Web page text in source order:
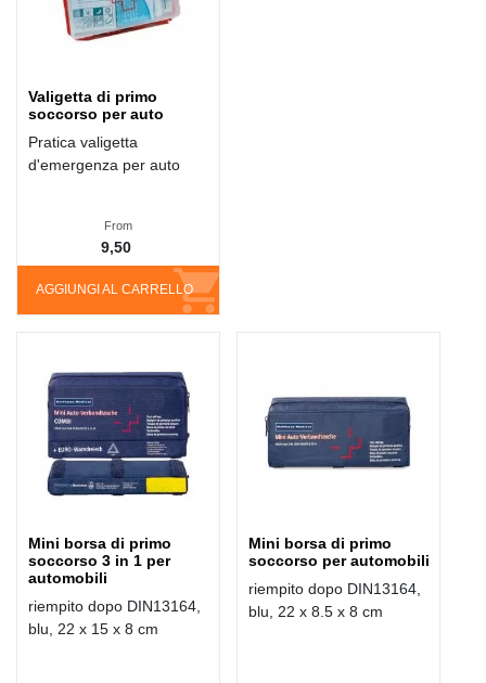
Valigetta di primo
soccorso per auto
Pratica valigetta
d'emergenza per auto
AGGIUNGI AL CARRELLO
From
9,50
Mini borsa di primo
soccorso 3 in 1 per
automobili
riempito dopo DIN13164,
blu, 22 x 15 x 8 cm
Mini borsa di primo
soccorso per automobili
riempito dopo DIN13164,
blu, 22 x 8.5 x 8 cm